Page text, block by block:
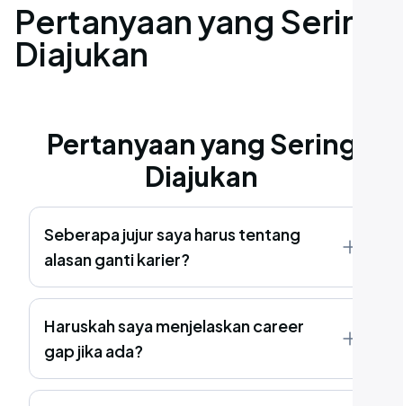
Pertanyaan yang Sering
Diajukan
Pertanyaan yang Sering
Diajukan
Seberapa jujur saya harus tentang
alasan ganti karier?
Haruskah saya menjelaskan career
gap jika ada?